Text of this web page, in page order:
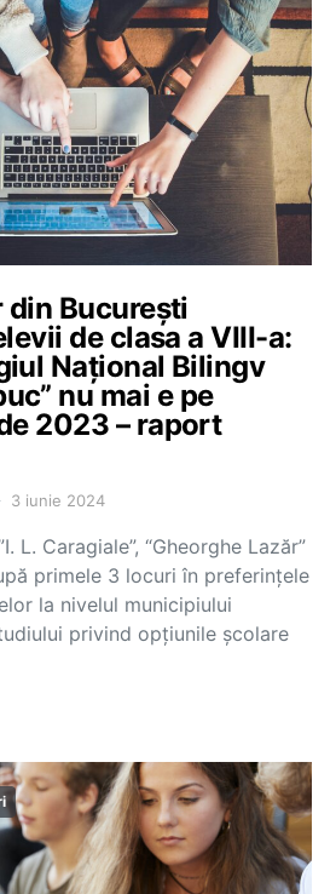
București
de clasa a VIII-a:
Național Bilingv
nu mai e pe
2023 – raport
3 iunie 2024
L. Caragiale”, “Gheorghe Lazăr”
primele 3 locuri în preferințele
la nivelul municipiului
privind opțiunile școlare